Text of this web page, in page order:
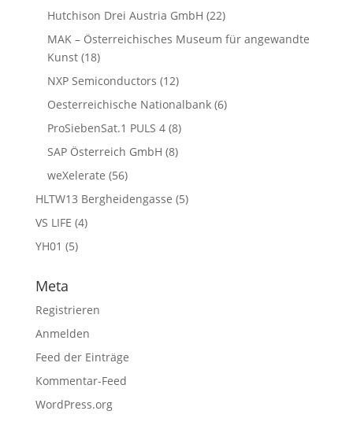
Hutchison Drei Austria GmbH (22)
MAK – Österreichisches Museum für angewandte
Kunst(18)
NXP Semiconductors (12)
Oesterreichische Nationalbank(6)
ProSiebenSat.1 PULS 4(8)
SAP Österreich GmbH (8)
weXelerate (56)
HLTW13 Bergheidengasse (5)
VS LIFE (4)
YH01 (5)
Meta
Registrieren
Anmelden
Feed der Einträge
Kommentar-Feed
WordPress.org